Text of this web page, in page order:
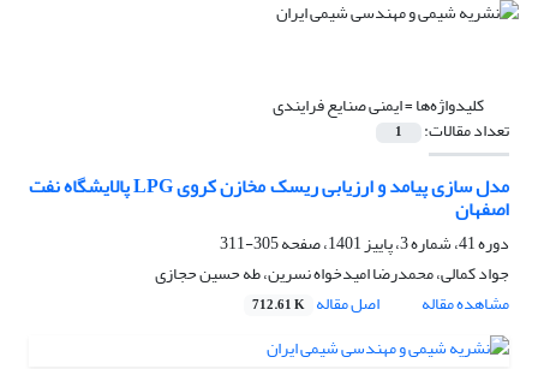
کلیدواژه‌ها =ایمنی صنایع فرایندی
تعداد مقالات: 1
مدل سازی پیامد و ارزیابی ریسک مخازن کروی LPG پالایشگاه نفت
اصفهان
دوره 41، شماره 3، پاییز 1401، صفحه
305-311
جواد کمالی، محمدرضا امیدخواه نسرین، طه حسین حجازی
مشاهده مقاله
اصل مقاله 712.61 K